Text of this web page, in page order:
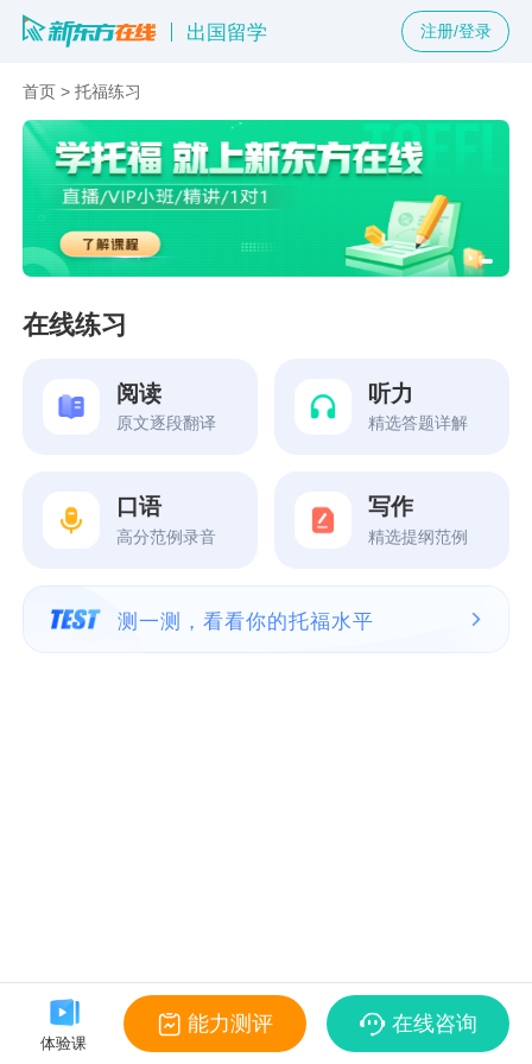
出国留学 注册/登录
首页 >托福练习
在线练习
阅读
原文逐段翻译
听力
精选答题详解
口语
高分范例录音
写作
精选提纲范例
测一测，看看你的托福水平
体验课
能力测评 在线咨询